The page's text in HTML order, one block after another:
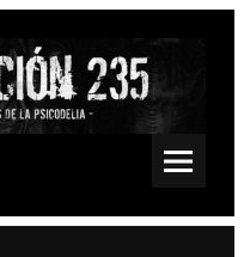
Fuzz, Space, Drone